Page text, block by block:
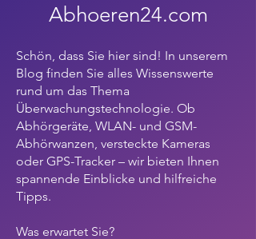
Abhoeren24.com
Schön, dass Sie hier sind! In unserem
Blog finden Sie alles Wissenswerte
rund um das Thema
Überwachungstechnologie. Ob
Abhörgeräte, WLAN- und GSM-
Abhörwanzen, versteckte Kameras
oder GPS-Tracker – wir bieten Ihnen
spannende Einblicke und hilfreiche
Tipps.
Was erwartet Sie?